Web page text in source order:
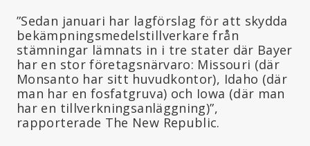
”Sedan januari har lagförslag för att skydda
bekämpningsmedelstillverkare från
stämningar lämnats in i tre stater där Bayer
har en stor företagsnärvaro: Missouri (där
Monsanto har sitt huvudkontor), Idaho (där
man har en fosfatgruva) och Iowa (där man
har en tillverkningsanläggning)”,
rapporterade The New Republic.